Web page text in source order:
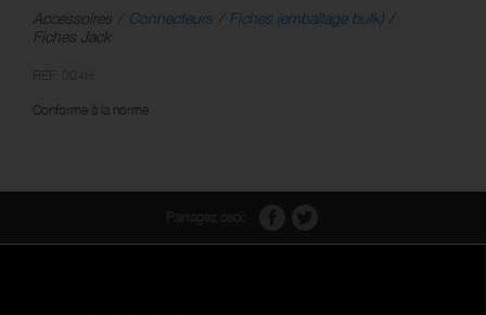
Accessoires Connecteurs
Fiches (emballage bulk)
Fiches Jack
Conforme à la norme